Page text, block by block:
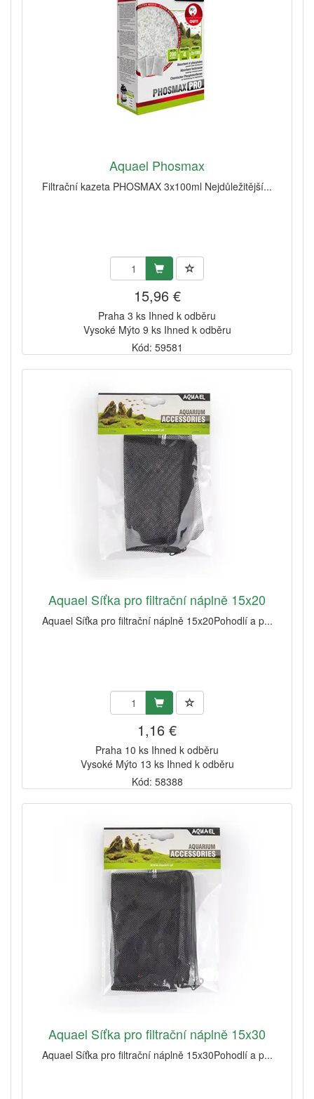
Aquael Phosmax
Filtrační kazeta PHOSMAX 3x100ml Nejdůležitější...
15,96 €
Praha 3 ks Ihned k odběru
Vysoké Mýto 9 ks Ihned k odběru
Kód: 59581
Aquael Síťka pro filtrační náplně 15x20
Aquael Síťka pro filtrační náplně 15x20Pohodlí a p...
1,16 €
Praha 10 ks Ihned k odběru
Vysoké Mýto 13 ks Ihned k odběru
Kód: 58388
Aquael Síťka pro filtrační náplně 15x30
Aquael Síťka pro filtrační náplně 15x30Pohodlí a p...